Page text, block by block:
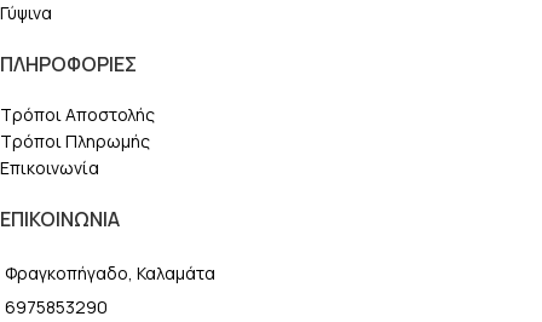
Γύψινα
ΠΛΗΡΟΦΟΡΙΕΣ
Τρόποι Αποστολής
Τρόποι Πληρωμής
Επικοινωνία
ΕΠΙΚΟΙΝΩΝΙΑ
Φραγκοπήγαδο, Καλαμάτα
6975853290